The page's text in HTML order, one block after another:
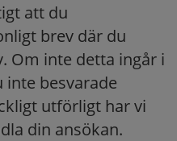
att du
brev där du
Om inte detta ingår i
inte besvarade
utförligt har vi
din ansökan.